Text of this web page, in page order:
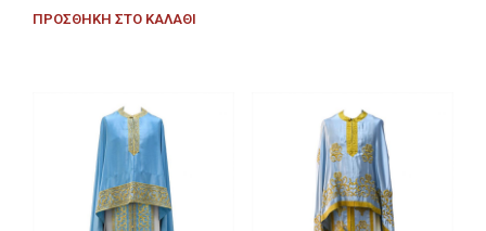
ΠΡΟΣΘΉΚΗ ΣΤΟ ΚΑΛΆΘΙ